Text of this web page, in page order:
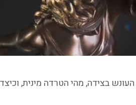
בצידה, מהי הטרדה מינית,